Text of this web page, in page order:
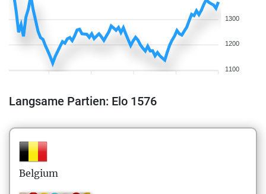
1300
1200
1100
Langsame Partien: Elo 1576
Belgium